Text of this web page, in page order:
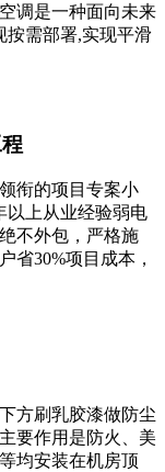
调是一种面向未来
按需部署,实现平滑
衔的项目专案小
以上从业经验弱电
不外包，严格施
省30%项目成本，
方刷乳胶漆做防尘
要作用是防火、美
均安装在机房顶